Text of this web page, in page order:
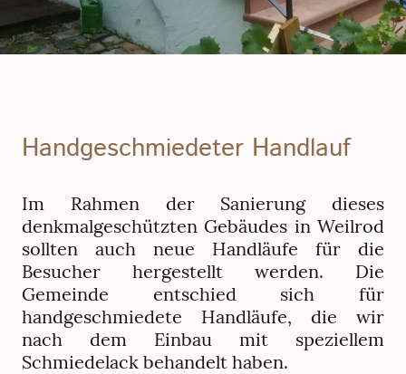
Handgeschmiedeter Handlauf
Im Rahmen der Sanierung dieses
denkmalgeschützten Gebäudes in Weilrod
sollten auch neue Handläufe für die
Besucher hergestellt werden. Die
Gemeinde entschied sich für
handgeschmiedete Handläufe, die wir
nach dem Einbau mit speziellem
Schmiedelack behandelt haben.